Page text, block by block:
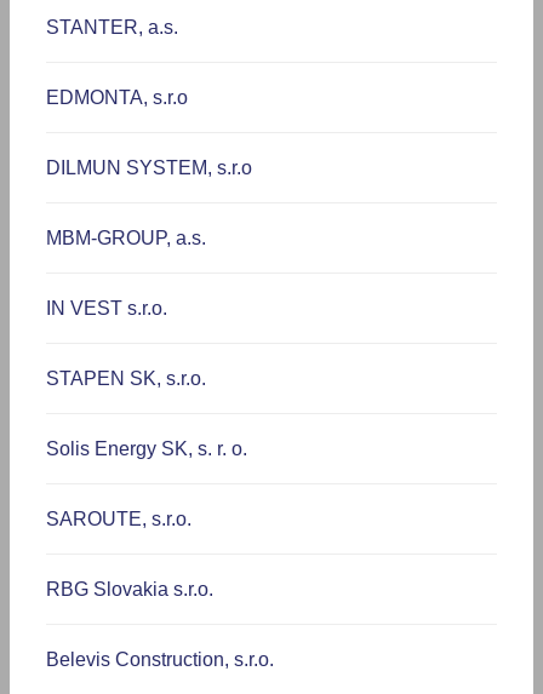
STANTER, a.s.
EDMONTA, s.r.o
DILMUN SYSTEM, s.r.o
MBM-GROUP, a.s.
IN VEST s.r.o.
STAPEN SK, s.r.o.
Solis Energy SK, s. r. o.
SAROUTE, s.r.o.
RBG Slovakia s.r.o.
Belevis Construction, s.r.o.